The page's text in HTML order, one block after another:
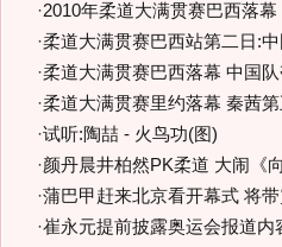
·2010年柔道大满贯赛巴西落
·柔道大满贯赛巴西站第二日:
·柔道大满贯赛巴西落幕 中国
·柔道大满贯赛里约落幕 秦茜
·试听:陶喆 - 火鸟功(图)
·颜丹晨井柏然PK柔道 大闹《
·蒲巴甲赶来北京看开幕式 将
·崔永元提前披露奥运会报道内